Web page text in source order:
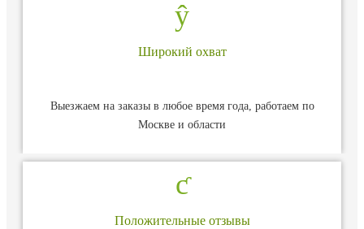
Широкий охват
Выезжаем на заказы в любое время года, работаем по
Москве и области
Положительные отзывы